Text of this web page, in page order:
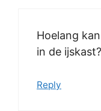
Hoelang
in de
Reply